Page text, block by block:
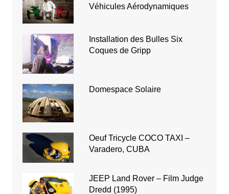
Véhicules Aérodynamiques
Installation des Bulles Six
Coques de Gripp
Domespace Solaire
Oeuf Tricycle COCO TAXI –
Varadero, CUBA
JEEP Land Rover – Film Judge
Dredd (1995)